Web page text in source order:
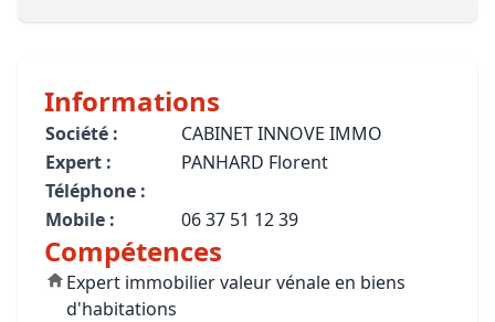
Informations
Société :
CABINET INNOVE IMMO
Expert :
PANHARD Florent
Téléphone :
Mobile :
06 37 51 12 39
Compétences
Expert immobilier valeur vénale en biens
d'habitations